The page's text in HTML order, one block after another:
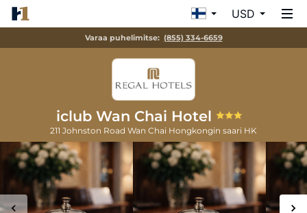
USD
Varaa puhelimitse: (855) 334-6659
iclub Wan Chai Hotel
211 Johnston Road Wan Chai Hongkongin saari HK